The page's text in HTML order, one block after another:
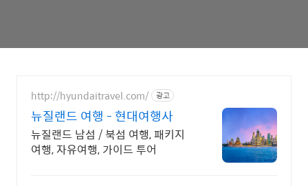
http://hyundaitravel.com/ 광고
뉴질랜드 여행 - 현대여행사
뉴질랜드 남섬 / 북섬 여행, 패키지
여행, 자유여행, 가이드 투어